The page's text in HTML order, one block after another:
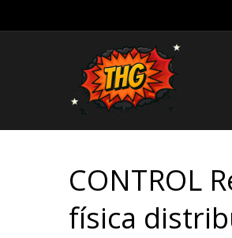
CONTROL
física